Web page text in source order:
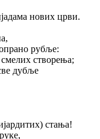
нових црви.
рубље:
створења;
дубље
стања!